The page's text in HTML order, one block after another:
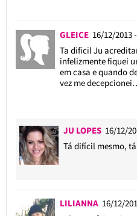
GLEICE 16/12/2013
Ta dificil Ju
infelizmente fiquei
em casa e quando
vez me
JU LOPES 16/12/
Tá difícil mesmo,
LILIANNA 16/12/